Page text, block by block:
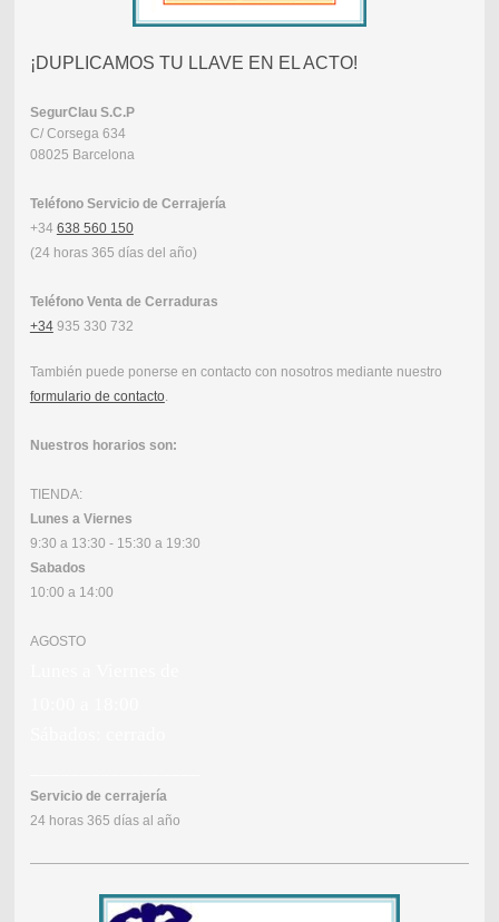
¡DUPLICAMOS TU LLAVE EN EL ACTO!
SegurClau S.C.P
C/ Corsega 634
08025 Barcelona
Teléfono Servicio de Cerrajería
+34 638 560 150
(24 horas 365 días del año)
Teléfono Venta de Cerraduras
+34935 330 732
También puede ponerse en contacto con nosotros mediante nuestro
formulario de contacto.
Nuestros horarios son:
TIENDA:
Lunes a Viernes
9:30 a 13:30 - 15:30 a 19:30
Sabados
10:00 a 14:00
AGOSTO
Servicio de cerrajería
24 horas 365 días al año